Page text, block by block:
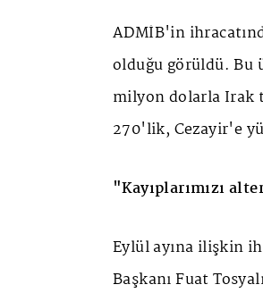
ADMİB'in
olduğu görüldü. Bu
milyon dolarla Irak
270'lik, Cezayir'e
"Kayıplarımızı
Eylül ayına ilişkin
Başkanı Fuat